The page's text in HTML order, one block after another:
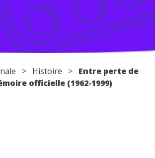
parents
> Histoire > Entre perte de
officielle (1962-1999)